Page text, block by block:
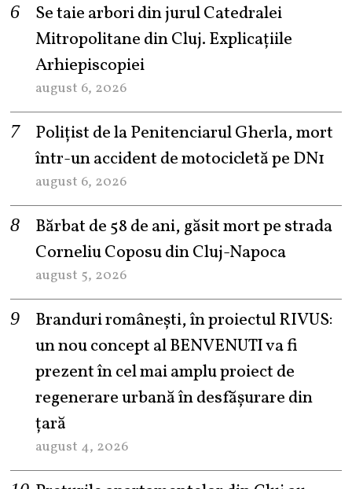
Se taie arbori din jurul Catedralei
Mitropolitane din Cluj. Explicațiile
Arhiepiscopiei
august 6, 2026
Polițist de la Penitenciarul Gherla, mort
într-un accident de motocicletă pe DN1
august 6, 2026
Bărbat de 58 de ani, găsit mort pe strada
Corneliu Coposu din Cluj-Napoca
august 5, 2026
Branduri românești, în proiectul RIVUS:
un nou concept al BENVENUTI va fi
prezent în cel mai amplu proiect de
regenerare urbană în desfășurare din
țară
august 4, 2026